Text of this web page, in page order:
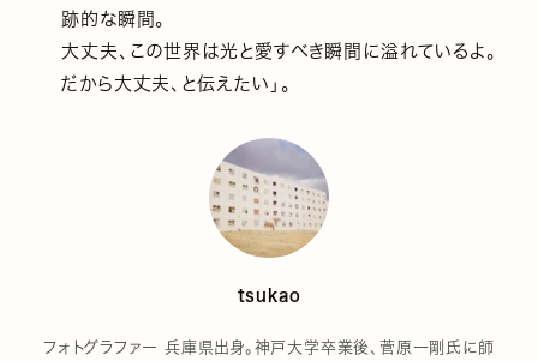
跡的な瞬間。
大丈夫、この世界は光と愛すべき瞬間に溢れているよ。
だから大丈夫、と伝えたい」。
tsukao
フォトグラファー 兵庫県出身。神戸大学卒業後、菅原一剛氏に師